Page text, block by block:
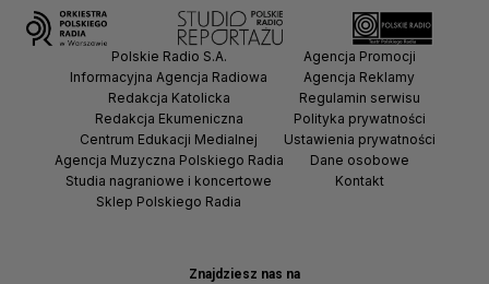
Znajdziesz nas na
Polskie Radio S.A.
Informacyjna Agencja Radiowa
Redakcja Katolicka
Redakcja Ekumeniczna
Centrum Edukacji Medialnej
Agencja Muzyczna Polskiego Radia
Studia nagraniowe i koncertowe
Sklep Polskiego Radia
Agencja Promocji
Agencja Reklamy
Regulamin serwisu
Polityka prywatności
Ustawienia prywatności
Dane osobowe
Kontakt